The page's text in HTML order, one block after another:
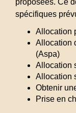
spécifiques
Allocation
Allocation
(Aspa)
Allocation
Allocation
Obtenir
Prise en